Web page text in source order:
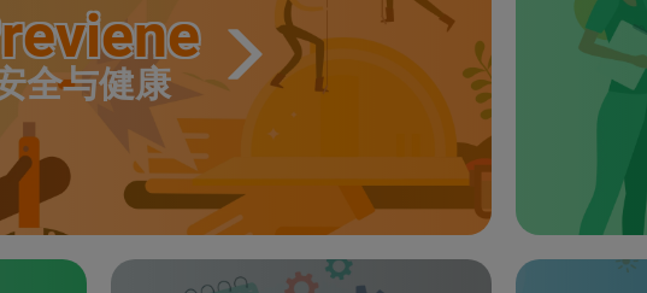
全与健康